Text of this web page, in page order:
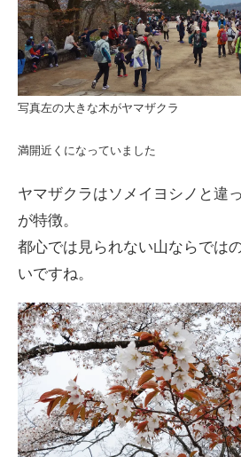
写真左の大きな木がヤマザクラ
満開近くになっていました
ヤマザクラはソメイヨシノと違
が特徴。
都心では見られない山ならでは
いですね。